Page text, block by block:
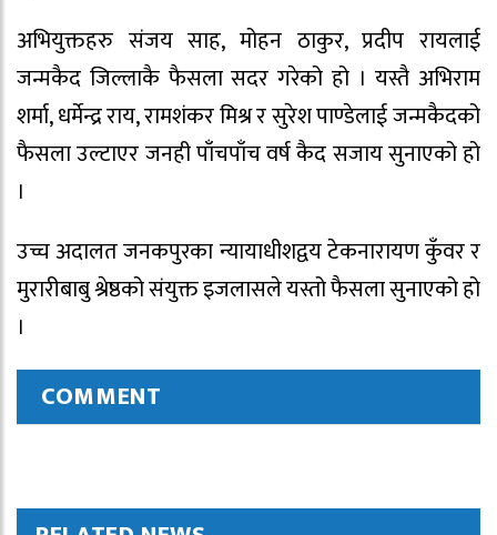
अभियुक्तहरु संजय साह, मोहन ठाकुर, प्रदीप रायलाई
जन्मकैद जिल्लाकै फैसला सदर गरेको हो । यस्तै अभिराम
शर्मा, धर्मेन्द्र राय, रामशंकर मिश्र र सुरेश पाण्डेलाई जन्मकैदको
फैसला उल्टाएर जनही पाँचपाँच वर्ष कैद सजाय सुनाएको हो
।
उच्च अदालत जनकपुरका न्यायाधीशद्वय टेकनारायण कुँवर र
मुरारीबाबु श्रेष्ठको संयुक्त इजलासले यस्तो फैसला सुनाएको हो
।
COMMENT